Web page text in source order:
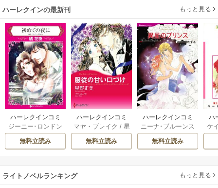
ハーレクインの最新刊 もっと見る
ハーレクインコミ
ックス セット 202
6年 vol.1064 1巻
ジーニー･ロンドン
橘花夜 / メアリ
ー･ライアンズ
ーガン/星合操/ア
ン･ウィール/ 津寺
里可子
無料立読み
ハーレクインコミ
ックス セット 202
6年 vol.1002 1巻
マヤ・ブレイク / 星
野正美/
ヘレン･ブ
ルックス/のわきね
ウェイ/一重夕子
無料立読み
ハーレクインコミ
ックス セット 202
6年 vol.1063 1巻
ニーナ･ブルーンス
おおつきちずる
レベッカ･ヨーク
ーディ/海野みつる
サラ･ウッド/流
水凛子
無料立読み
ハ
ッ
ケ
ザ
ライトノベルランキング もっと見る